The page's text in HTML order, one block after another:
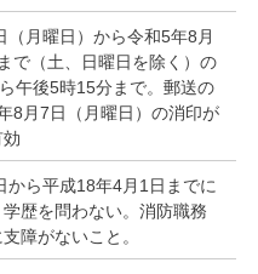
（月曜日）から令和5年8月
で（土、日曜日を除く）の
午後5時15分まで。郵送の
8月7日（月曜日）の消印が
から平成18年4月1日までに
歴を問わない。消防職務
障がないこと。